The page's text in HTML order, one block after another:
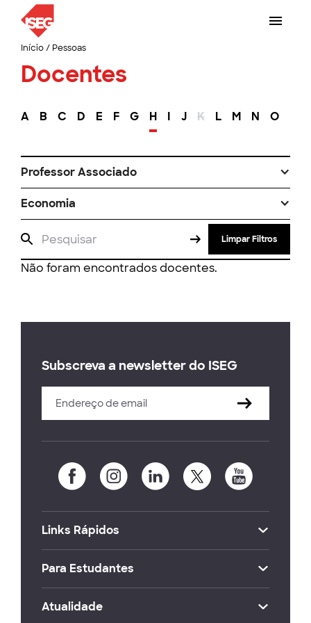
Início/ Pessoas
Docentes
A B C D E F G H I J K L M N O
Professor Associado
Economia
Limpar Filtros
Não foram encontrados docentes.
Subscreva a newsletter do ISEG
Links Rápidos
Para Estudantes
Atualidade